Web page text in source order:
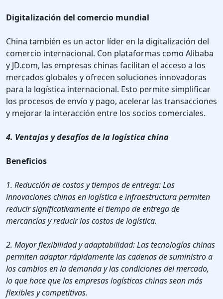
Digitalización del comercio mundial
China también es un actor líder en la digitalización del
comercio internacional. Con plataformas como Alibaba
y JD.com, las empresas chinas facilitan el acceso a los
mercados globales y ofrecen soluciones innovadoras
para la logística internacional. Esto permite simplificar
los procesos de envío y pago, acelerar las transacciones
y mejorar la interacción entre los socios comerciales.
4. Ventajas y desafíos de la logística china
Beneficios
1. Reducción de costos y tiempos de entrega: Las
innovaciones chinas en logística e infraestructura permiten
reducir significativamente el tiempo de entrega de
mercancías y reducir los costos de logística.
2. Mayor flexibilidad y adaptabilidad: Las tecnologías chinas
permiten adaptar rápidamente las cadenas de suministro a
los cambios en la demanda y las condiciones del mercado,
lo que hace que las empresas logísticas chinas sean más
flexibles y competitivas.